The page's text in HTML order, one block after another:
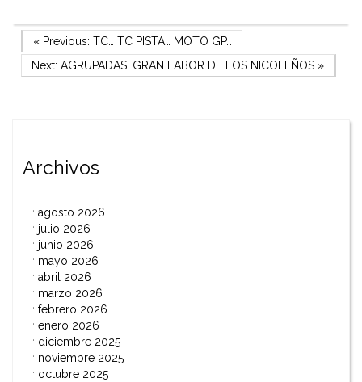
Navegación
de
Previous Post
« Previous: TC… TC PISTA… MOTO GP…
Next Post
Next: AGRUPADAS: GRAN LABOR DE LOS NICOLEÑOS»
Archivos
agosto 2026
julio 2026
junio 2026
mayo 2026
abril 2026
marzo 2026
febrero 2026
enero 2026
diciembre 2025
noviembre 2025
octubre 2025